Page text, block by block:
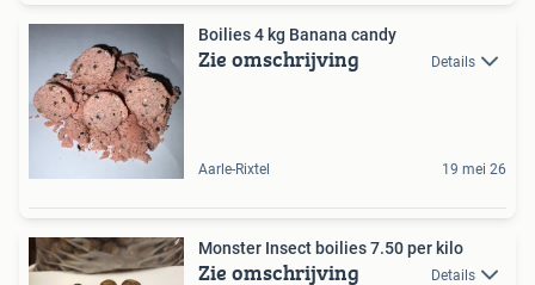
Boilies 4 kg Banana candy
Zie omschrijving Details
Aarle-Rixtel 19 mei 26
Monster Insect boilies 7.50 per kilo
Zie omschrijving Details